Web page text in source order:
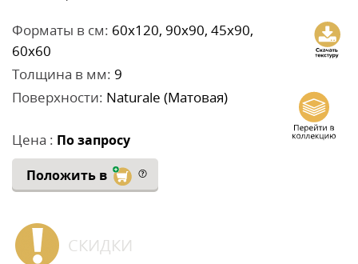
Форматы в см: 60x120, 90x90, 45x90,
60x60
Толщина в мм: 9
Поверхности: Naturale (Матовая)
Цена : По запросу
Положить в
СКИДКИ